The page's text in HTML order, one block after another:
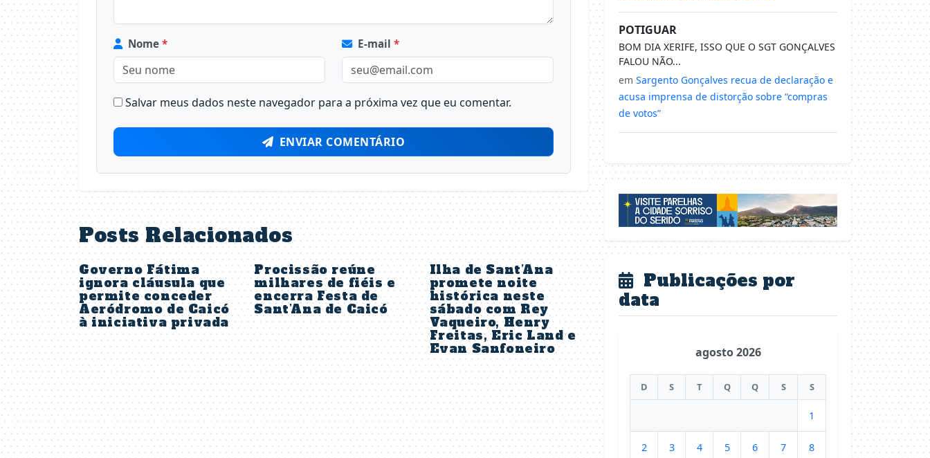
Nome * E-mail *
Salvar meus dados neste navegador para a próxima vez que eu comentar.
ENVIAR COMENTÁRIO
Posts Relacionados
Governo Fátima
ignora cláusula que
permite conceder
Aeródromo de Caicó
à iniciativa privada
Procissão reúne
milhares de fiéis e
encerra Festa de
Sant’Ana de Caicó
Ilha de Sant’Ana
promete noite
histórica neste
sábado com Rey
Vaqueiro, Henry
Freitas, Eric Land e
Evan Sanfoneiro
POTIGUAR
BOM DIA XERIFE, ISSO QUE O SGT GONÇALVES
FALOU NÃO...
em Sargento Gonçalves recua de declaração e
acusa imprensa de distorção sobre “compras
de votos”
Publicações por
data
agosto 2026
D S T Q Q S S
1
2 3 4 5 6 7 8